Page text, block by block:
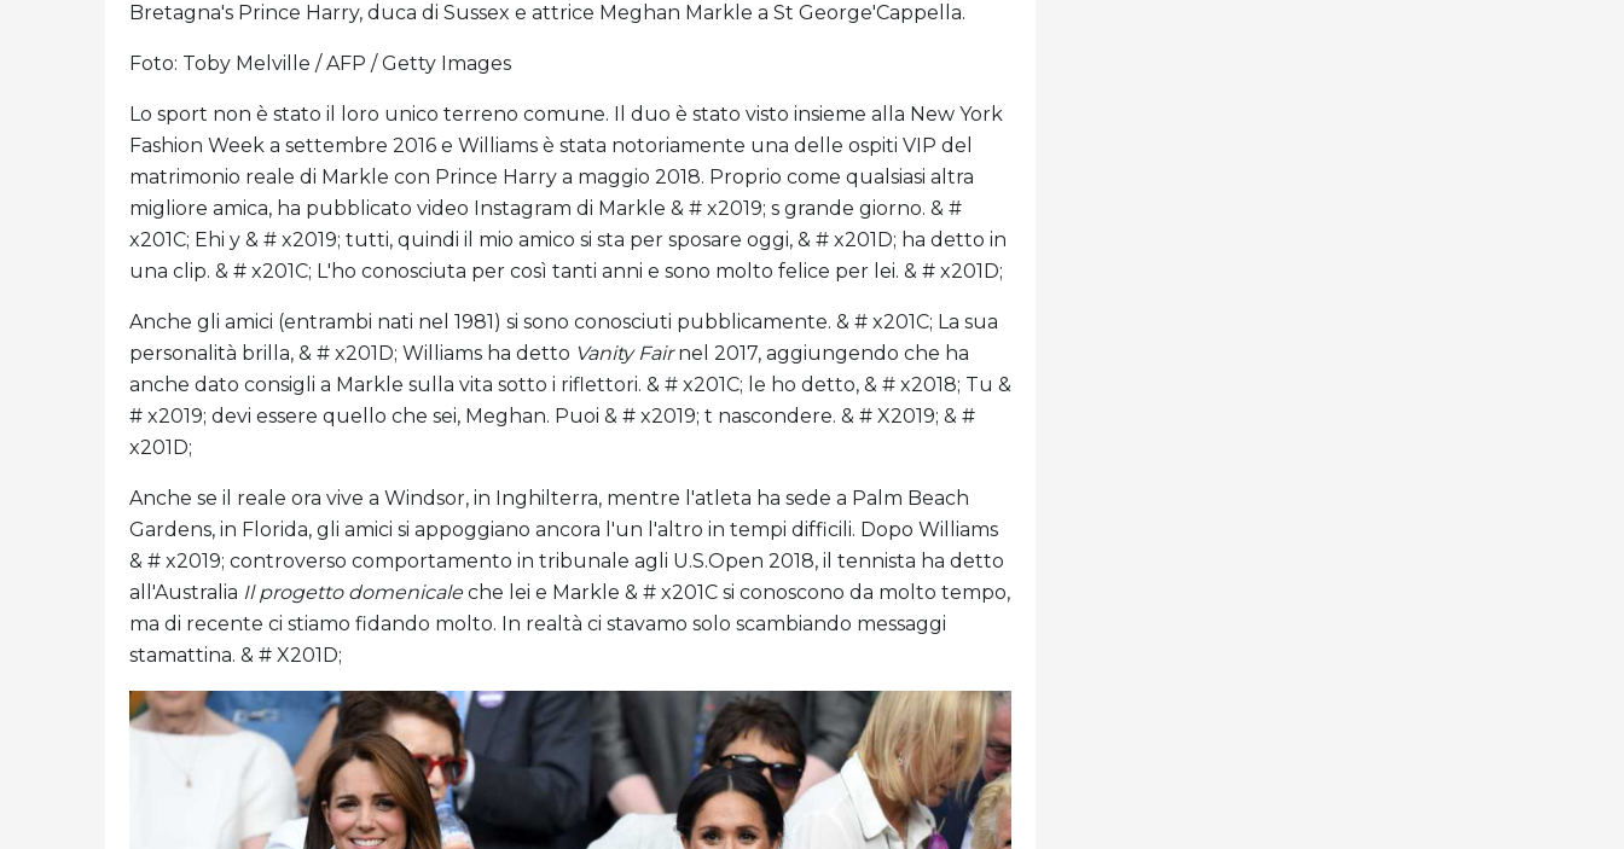
Bretagna's Prince Harry, duca di Sussex e attrice Meghan Markle a St George'Cappella.
Foto: Toby Melville / AFP / Getty Images
Lo sport non è stato il loro unico terreno comune. Il duo è stato visto insieme alla New York
Fashion Week a settembre 2016 e Williams è stata notoriamente una delle ospiti VIP del
matrimonio reale di Markle con Prince Harry a maggio 2018. Proprio come qualsiasi altra
migliore amica, ha pubblicato video Instagram di Markle & # x2019; s grande giorno. & #
x201C; Ehi y & # x2019; tutti, quindi il mio amico si sta per sposare oggi, & # x201D; ha detto in
una clip. & # x201C; L'ho conosciuta per così tanti anni e sono molto felice per lei. & # x201D;
Anche gli amici (entrambi nati nel 1981) si sono conosciuti pubblicamente. & # x201C; La sua
personalità brilla, & # x201D; Williams ha detto Vanity Fairnel 2017, aggiungendo che ha
anche dato consigli a Markle sulla vita sotto i riflettori. & # x201C; le ho detto, & # x2018; Tu &
# x2019; devi essere quello che sei, Meghan. Puoi & # x2019; t nascondere. & # X2019; & #
x201D;
Anche se il reale ora vive a Windsor, in Inghilterra, mentre l'atleta ha sede a Palm Beach
Gardens, in Florida, gli amici si appoggiano ancora l'un l'altro in tempi difficili. Dopo Williams
& # x2019; controverso comportamento in tribunale agli U.S.Open 2018, il tennista ha detto
all'Australia Il progetto domenicaleche lei e Markle & # x201C si conoscono da molto tempo,
ma di recente ci stiamo fidando molto. In realtà ci stavamo solo scambiando messaggi
stamattina. & # X201D;